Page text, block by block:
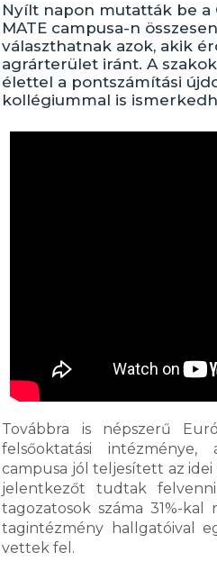
Nyílt napon mutatták be a
MATE campusa-n
választhatnak azok, akik
agrárterület iránt. A
élettel a pontszámítási
kollégiummal is
Továbbra is népszerű
felsőoktatási
campusa jól teljesített az
jelentkezőt tudtak
tagozatosok száma 31%-
tagintézmény hallgatóival
vettek fel.